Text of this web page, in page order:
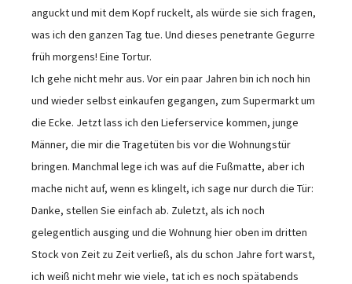
anguckt und mit dem Kopf ruckelt, als würde sie sich fragen,
was ich den ganzen Tag tue. Und dieses penetrante Gegurre
früh morgens! Eine Tortur.
Ich gehe nicht mehr aus. Vor ein paar Jahren bin ich noch hin
und wieder selbst einkaufen gegangen, zum Supermarkt um
die Ecke. Jetzt lass ich den Lieferservice kommen, junge
Männer, die mir die Tragetüten bis vor die Wohnungstür
bringen. Manchmal lege ich was auf die Fußmatte, aber ich
mache nicht auf, wenn es klingelt, ich sage nur durch die Tür:
Danke, stellen Sie einfach ab. Zuletzt, als ich noch
gelegentlich ausging und die Wohnung hier oben im dritten
Stock von Zeit zu Zeit verließ, als du schon Jahre fort warst,
ich weiß nicht mehr wie viele, tat ich es noch spätabends